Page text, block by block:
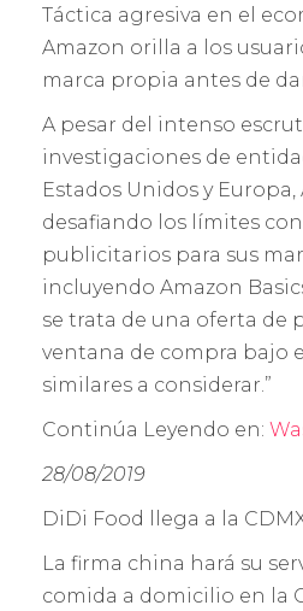
Táctica agresiva en el
Amazon orilla a los
marca propia antes de
A pesar del intenso
investigaciones de
Estados Unidos y
desafiando los límites
publicitarios para sus
incluyendo Amazon
se trata de una oferta de
ventana de compra bajo
similares a considerar.”
Continúa Leyendo en:
28/08/2019
DiDi Food llega a la
La firma china hará su
comida a domicilio en la